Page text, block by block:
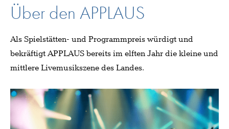
Über den APPLAUS
Als Spielstätten- und Programmpreis würdigt und
bekräftigt APPLAUS bereits im elften Jahr die kleine und
mittlere Livemusikszene des Landes.